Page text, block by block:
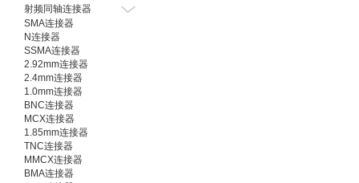
射频同轴连接器
SMA连接器
N连接器
SSMA连接器
2.92mm连接器
2.4mm连接器
1.0mm连接器
BNC连接器
MCX连接器
1.85mm连接器
TNC连接器
MMCX连接器
BMA连接器